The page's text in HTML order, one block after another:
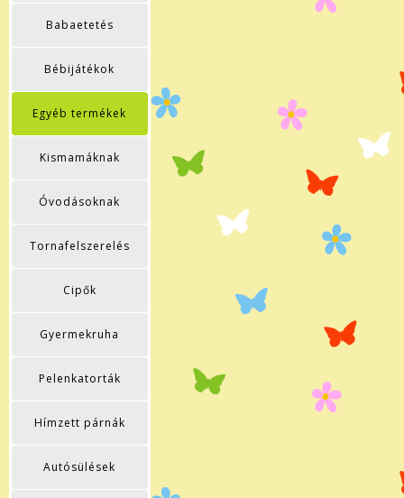
Babaetetés
Bébijátékok
Egyéb termékek
Kismamáknak
Óvodásoknak
Tornafelszerelés
Cipők
Gyermekruha
Pelenkatorták
Hímzett párnák
Autósülések